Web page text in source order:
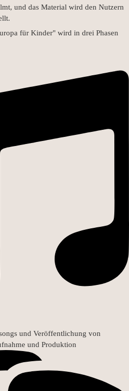
und das Material wird den Nutzern
für Kinder" wird in drei Phasen
und Veröffentlichung von
und Produktion